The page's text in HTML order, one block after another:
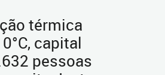
térmica
capital
pessoas